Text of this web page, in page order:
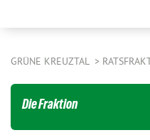
GRÜNE KREUZTAL
Die Fraktion